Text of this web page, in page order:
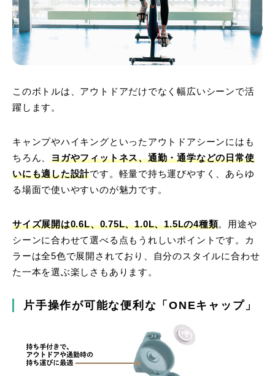
このボトルは、アウトドアだけでなく幅広いシーンで活
躍します。
キャンプやハイキングといったアウトドアシーンにはも
ちろん、ヨガやフィットネス、通勤・通学などの日常使
いにも適した設計です。軽量で持ち運びやすく、あらゆ
る場面で使いやすいのが魅力です。
サイズ展開は0.6L、0.75L、1.0L、1.5Lの4種類。用途や
シーンに合わせて選べる点もうれしいポイントです。カ
ラーは全5色で展開されており、自分のスタイルに合わせ
た一本を選ぶ楽しさもあります。
片手操作が可能な便利な「ONEキャップ」